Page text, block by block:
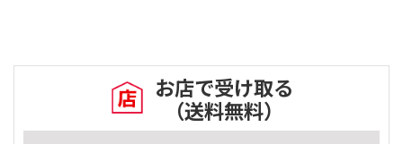
お店で受け取る
（送料無料）